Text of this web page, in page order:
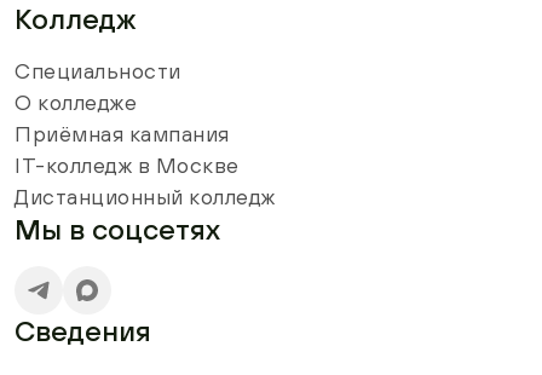
Колледж
Специальности
О колледже
Приёмная кампания
IT-колледж в Москве
Дистанционный колледж
Мы в соцсетях
Сведения